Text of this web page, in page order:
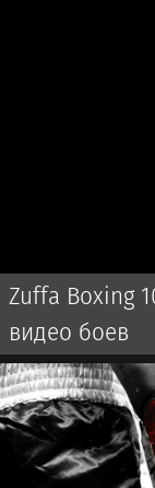
Zuffa Boxing
видео боев